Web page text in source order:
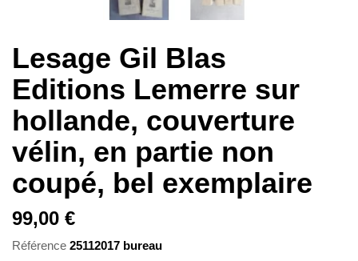
Lesage Gil Blas
Editions Lemerre sur
hollande, couverture
vélin, en partie non
coupé, bel exemplaire
99,00 €
Référence 25112017 bureau